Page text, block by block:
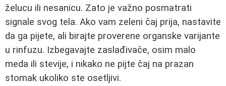
želucu ili nesanicu. Zato je važno posmatrati
signale svog tela. Ako vam zeleni čaj prija, nastavite
da ga pijete, ali birajte proverene organske varijante
u rinfuzu. Izbegavajte zaslađivače, osim malo
meda ili stevije, i nikako ne pijte čaj na prazan
stomak ukoliko ste osetljivi.